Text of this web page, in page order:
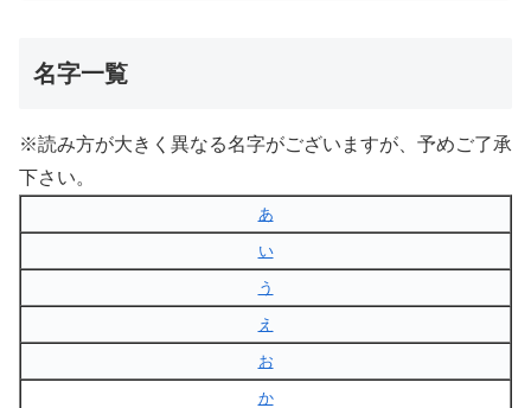
名字一覧
※読み方が大きく異なる名字がございますが、予めご了承
下さい。
あ
い
う
え
お
か